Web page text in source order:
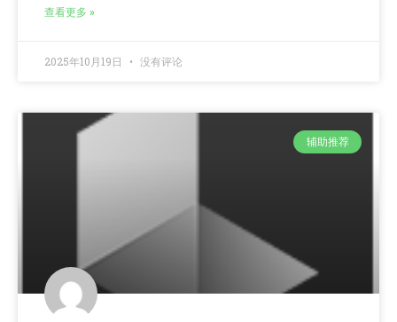
查看更多 »
2025年10月19日 没有评论
辅助推荐